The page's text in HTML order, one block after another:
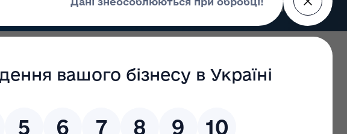
Прес-центр Пошук
крові та
сертифікація
нагляд
реєстри
портал
Держлікслужби